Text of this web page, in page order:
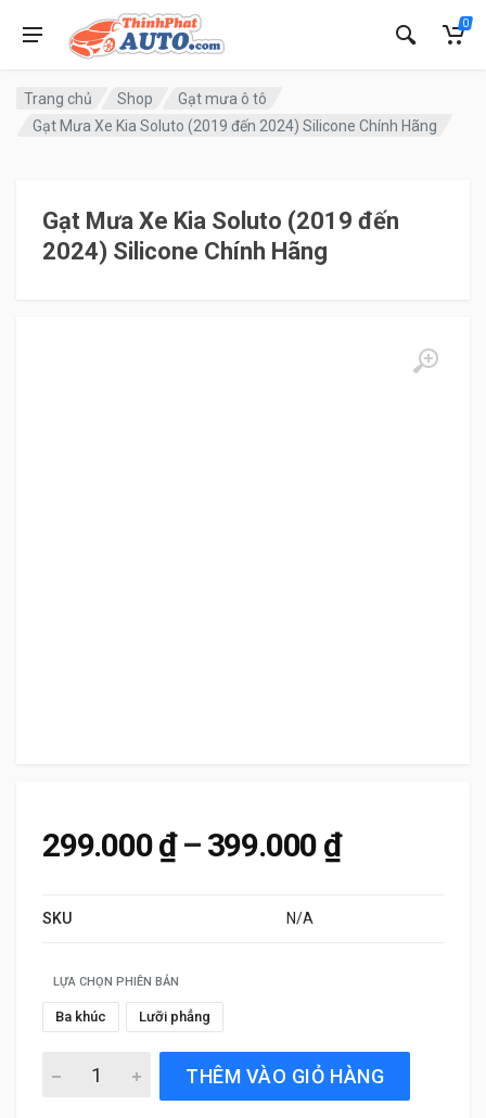
0
Trang chủ Shop
Gạt mưa ô tô
Gạt Mưa Xe Kia Soluto (2019 đến 2024) Silicone Chính Hãng
Gạt Mưa Xe Kia Soluto (2019 đến
2024) Silicone Chính Hãng
299.000₫ – 399.000 ₫Khoảng
SKU N/A
LỰA CHỌN PHIÊN BẢN
Ba khúc Lưỡi phẳng
Gạt Mưa Xe Kia Soluto (2019 đến 2024) Silicone Chính
THÊM VÀO GIỎ HÀNG